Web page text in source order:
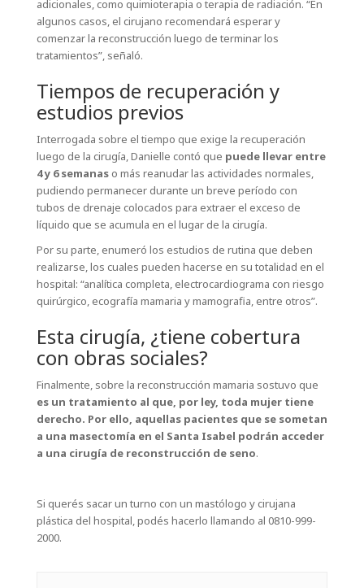
adicionales, como quimioterapia o terapia de radiación. “En
algunos casos, el cirujano recomendará esperar y
comenzar la reconstrucción luego de terminar los
tratamientos”, señaló.
Tiempos de recuperación y
estudios previos
Interrogada sobre el tiempo que exige la recuperación
luego de la cirugía, Danielle contó que puede llevar entre
4 y 6 semanas o más reanudar las actividades normales,
pudiendo permanecer durante un breve período con
tubos de drenaje colocados para extraer el exceso de
líquido que se acumula en el lugar de la cirugía.
Por su parte, enumeró los estudios de rutina que deben
realizarse, los cuales pueden hacerse en su totalidad en el
hospital: “analítica completa, electrocardiograma con riesgo
quirúrgico, ecografía mamaria y mamografia, entre otros”.
Esta cirugía, ¿tiene cobertura
con obras sociales?
Finalmente, sobre la reconstrucción mamaria sostuvo que
es un tratamiento al que, por ley, toda mujer tiene
derecho. Por ello, aquellas pacientes que se sometan
a una masectomía en el Santa Isabel podrán acceder
a una cirugía de reconstrucción de seno.
Si querés sacar un turno con un mastólogo y cirujana
plástica del hospital, podés hacerlo llamando al 0810-999-
2000.